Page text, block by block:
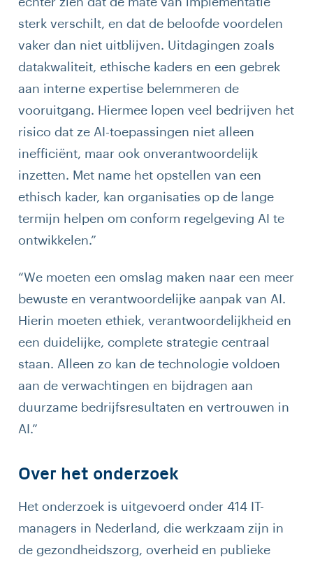
sterk verschilt, en dat de beloofde voordelen
vaker dan niet uitblijven. Uitdagingen zoals
datakwaliteit, ethische kaders en een gebrek
aan interne expertise belemmeren de
vooruitgang. Hiermee lopen veel bedrijven het
risico dat ze AI-toepassingen niet alleen
inefficiënt, maar ook onverantwoordelijk
inzetten. Met name het opstellen van een
ethisch kader, kan organisaties op de lange
termijn helpen om conform regelgeving AI te
ontwikkelen.”
“We moeten een omslag maken naar een meer
bewuste en verantwoordelijke aanpak van AI.
Hierin moeten ethiek, verantwoordelijkheid en
een duidelijke, complete strategie centraal
staan. Alleen zo kan de technologie voldoen
aan de verwachtingen en bijdragen aan
duurzame bedrijfsresultaten en vertrouwen in
AI.”
Over het onderzoek
Het onderzoek is uitgevoerd onder 414 IT-
managers in Nederland, die werkzaam zijn in
de gezondheidszorg, overheid en publieke